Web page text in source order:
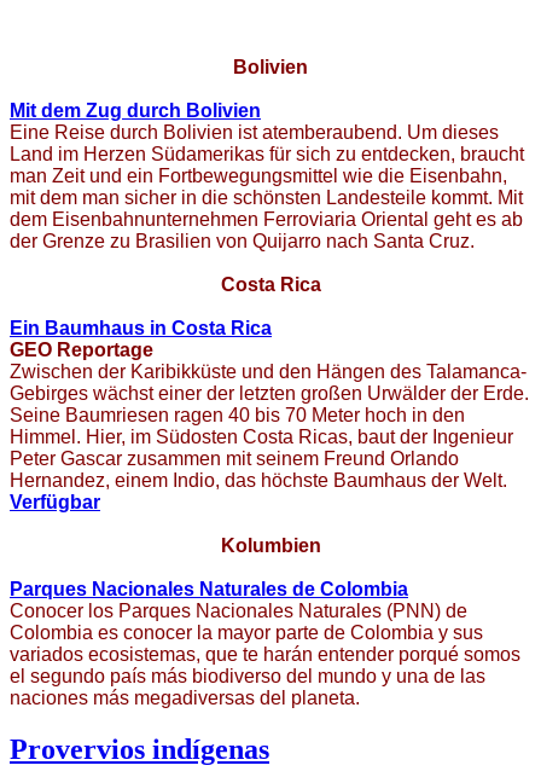
Bolivien
Mit dem Zug durch Bolivien
Eine Reise durch Bolivien ist atemberaubend. Um dieses
Land im Herzen Südamerikas für sich zu entdecken, braucht
man Zeit und ein Fortbewegungsmittel wie die Eisenbahn,
mit dem man sicher in die schönsten Landesteile kommt. Mit
dem Eisenbahnunternehmen Ferroviaria Oriental geht es ab
der Grenze zu Brasilien von Quijarro nach Santa Cruz.
Costa Rica
Ein Baumhaus in Costa Rica
GEO Reportage
Zwischen der Karibikküste und den Hängen des Talamanca-
Gebirges wächst einer der letzten großen Urwälder der Erde.
Seine Baumriesen ragen 40 bis 70 Meter hoch in den
Himmel. Hier, im Südosten Costa Ricas, baut der Ingenieur
Peter Gascar zusammen mit seinem Freund Orlando
Hernandez, einem Indio, das höchste Baumhaus der Welt.
Verfügbar
Kolumbien
Parques Nacionales Naturales de Colombia
Conocer los Parques Nacionales Naturales (PNN) de
Colombia es conocer la mayor parte de Colombia y sus
variados ecosistemas, que te harán entender porqué somos
el segundo país más biodiverso del mundo y una de las
naciones más megadiversas del planeta.
Provervios indígenas